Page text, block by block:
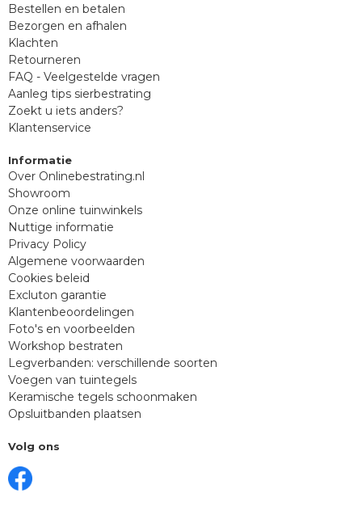
Bestellen en betalen
Bezorgen en afhalen
Klachten
Retourneren
FAQ - Veelgestelde vragen
Aanleg tips sierbestrating
Zoekt u iets anders?
Klantenservice
Informatie
Over Onlinebestrating.nl
Showroom
Onze online tuinwinkels
Nuttige informatie
Privacy Policy
Algemene voorwaarden
Cookies beleid
Excluton garantie
Klantenbeoordelingen
Foto's en voorbeelden
Workshop bestraten
Legverbanden: verschillende soorten
Voegen van tuintegels
Keramische tegels schoonmaken
Opsluitbanden plaatsen
Volg ons